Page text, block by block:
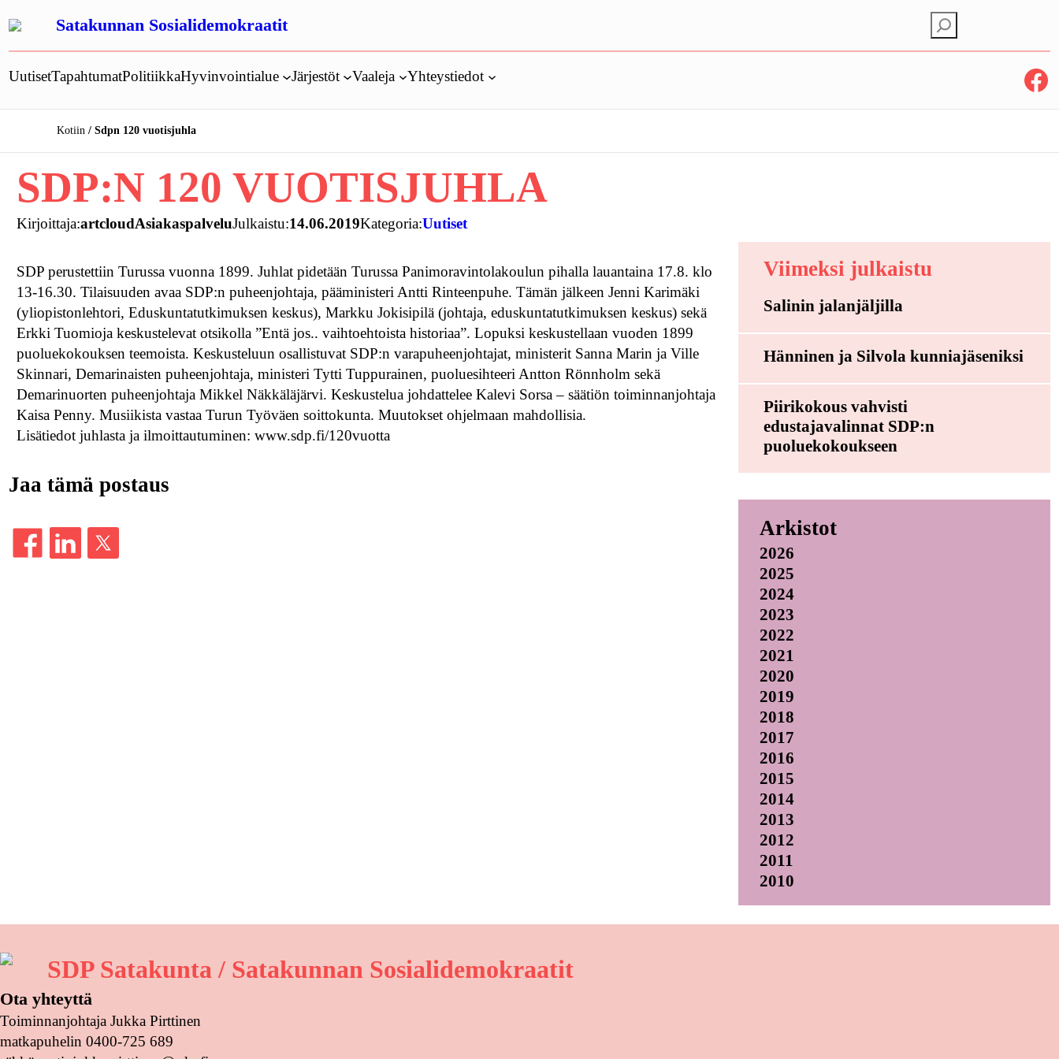
sisältöön
Satakunnan Sosialidemokraatit
E
t
UutisetTapahtumatPolitiikkaHyvinvointialue Järjestöt Vaaleja Yhteystiedot Facebook
Kotiin Sdpn 120 vuotisjuhla
SDP:N 120 VUOTISJUHLA
Kirjoittaja:artcloudAsiakaspalveluJulkaistu:14.06.2019Kategoria:Uutiset
SDP perustettiin Turussa vuonna 1899. Juhlat pidetään Turussa Panimoravintolakoulun pihalla lauantaina 17.8. klo
13-16.30. Tilaisuuden avaa SDP:n puheenjohtaja, pääministeri Antti Rinteenpuhe. Tämän jälkeen Jenni Karimäki
(yliopistonlehtori, Eduskuntatutkimuksen keskus), Markku Jokisipilä (johtaja, eduskuntatutkimuksen keskus) sekä
Erkki Tuomioja keskustelevat otsikolla ”Entä jos.. vaihtoehtoista historiaa”. Lopuksi keskustellaan vuoden 1899
puoluekokouksen teemoista. Keskusteluun osallistuvat SDP:n varapuheenjohtajat, ministerit Sanna Marin ja Ville
Skinnari, Demarinaisten puheenjohtaja, ministeri Tytti Tuppurainen, puoluesihteeri Antton Rönnholm sekä
Demarinuorten puheenjohtaja Mikkel Näkkäläjärvi. Keskustelua johdattelee Kalevi Sorsa – säätiön toiminnanjohtaja
Kaisa Penny. Musiikista vastaa Turun Työväen soittokunta. Muutokset ohjelmaan mahdollisia.
Lisätiedot juhlasta ja ilmoittautuminen: www.sdp.fi/120vuotta
Jaa tämä postaus
Viimeksi julkaistu
Salinin jalanjäljilla
Hänninen ja Silvola kunniajäseniksi
Piirikokous vahvisti
edustajavalinnat SDP:n
puoluekokoukseen
Arkistot
2026
2025
2024
2023
2022
2021
2020
2019
2018
2017
2016
2015
2014
2013
2012
2011
2010
SDP Satakunta / Satakunnan Sosialidemokraatit
Ota yhteyttä
Toiminnanjohtaja Jukka Pirttinen
matkapuhelin 0400-725 689